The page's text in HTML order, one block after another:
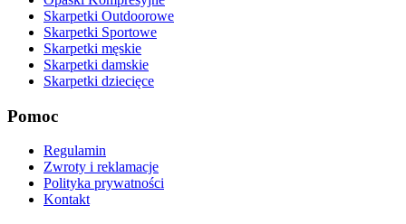
Skarpetki Outdoorowe
Skarpetki Sportowe
Skarpetki męskie
Skarpetki damskie
Skarpetki dziecięce
Pomoc
Regulamin
Zwroty i reklamacje
Polityka prywatności
Kontakt